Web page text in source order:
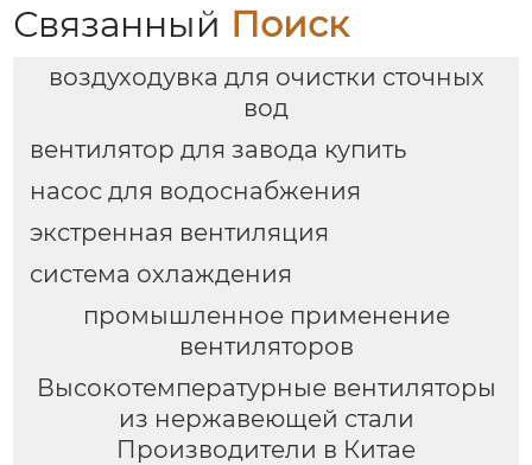
Связанный Поиск
воздуходувка для очистки сточных
вод
вентилятор для завода купить
насос для водоснабжения
экстренная вентиляция
система охлаждения
промышленное применение
вентиляторов
Высокотемпературные вентиляторы
из нержавеющей стали
Производители в Китае